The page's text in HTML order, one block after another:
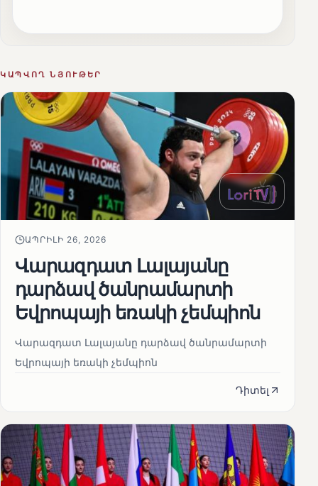
ԿԱՊՎՈՂ ՆՅՈՒԹԵՐ
ԱՊՐԻԼԻ 26, 2026
Վարազդատ Լալայանը
դարձավ ծանրամարտի
Եվրոպայի եռակի չեմպիոն
Վարազդատ Լալայանը դարձավ ծանրամարտի
Եվրոպայի եռակի չեմպիոն
Դիտել